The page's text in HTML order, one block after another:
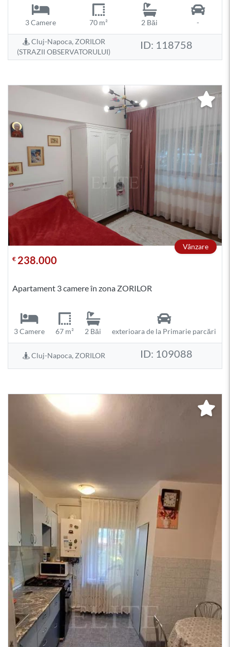
3 Camere 70 m² 2 Băi -
Cluj-Napoca, ZORILOR
(STRAZII OBSERVATORULUI)
ID: 118758
Vânzare
€ 238.000
Apartament 3 camere în zona ZORILOR
3 Camere 67 m² 2 Băi exterioara de la Primarie parcări
Cluj-Napoca, ZORILOR ID: 109088